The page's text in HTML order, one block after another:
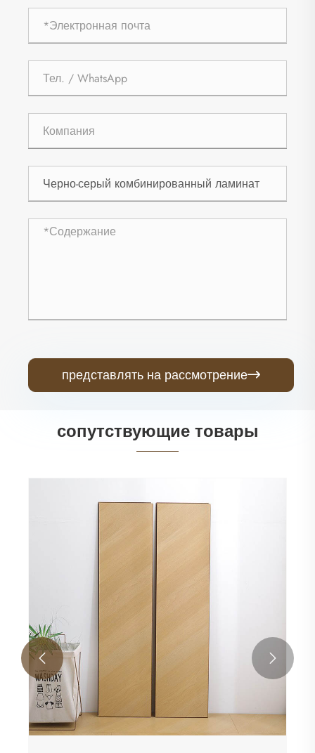
представлять на рассмотрение
сопутствующие товары
 